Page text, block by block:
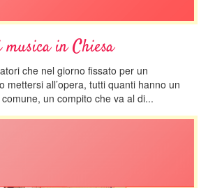
in Chiesa
che nel giorno fissato per un
mettersi all’opera, tutti quanti hanno un
un compito che va al di...